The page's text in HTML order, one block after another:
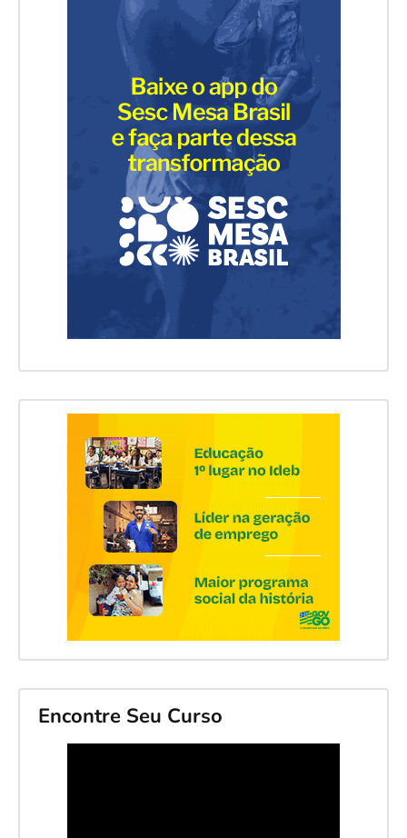
Encontre Seu Curso